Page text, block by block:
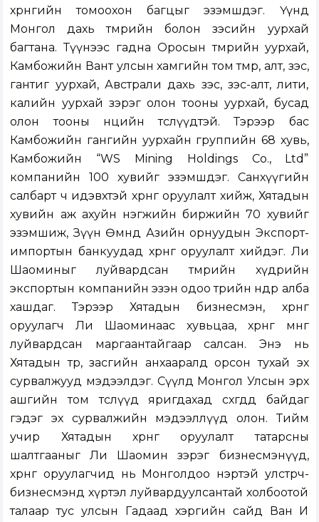
хөрөнгийн томоохон багцыг эзэмшдэг. Үүнд
Монгол дахь төмрийн болон зэсийн уурхай
багтана. Түүнээс гадна Оросын төмрийн уурхай,
Камбожийн Вант улсын хамгийн том төмөр, алт, зэс,
гантиг уурхай, Австрали дахь зэс, зэс-алт, лити,
калийн уурхай зэрэг олон тооны уурхай, бусад
олон тооны нөөцийн төслүүдтэй. Тэрээр бас
Камбожийн гангийн уурхайн группийн 68 хувь,
Камбожийн “WS Mining Holdings Co., Ltd”
компанийн 100 хувийг эзэмшдэг. Санхүүгийн
салбарт ч идэвхтэй хөрөнгө оруулалт хийж, Хятадын
хувийн аж ахуйн нэгжийн биржийн 70 хувийг
эзэмшиж, Зүүн Өмнөд Азийн орнуудын Экспорт-
импортын банкуудад хөрөнгө оруулалт хийдэг. Ли
Шаоминыг луйвардсан төмрийн хүдрийн
экспортын компанийн эзэн одоо төрийн өндөр алба
хашдаг. Тэрээр Хятадын бизнесмэн, хөрөнгө
оруулагч Ли Шаоминаас хувьцаа, хөрөнгө мөнгө
луйвардсан маргаантайгаар салсан. Энэ нь
Хятадын төр, засгийн анхааралд орсон тухай эх
сурвалжууд мэдээлдэг. Сүүлд Монгол Улсын эрх
ашгийн том төслүүд яригдахад сөхөгдөөд байдаг
гэдэг эх сурвалжийн мэдээллүүд олон. Тийм
учир Хятадын хөрөнгө оруулалт татарсны
шалтгааныг Ли Шаомин зэрэг бизнесмэнүүд,
хөрөнгө оруулагчид нь Монголдоо нэртэй улстөрч-
бизнесмэнд хүртэл луйвардуулсантай холбоотой
талаар тус улсын Гадаад хэргийн сайд Ван И